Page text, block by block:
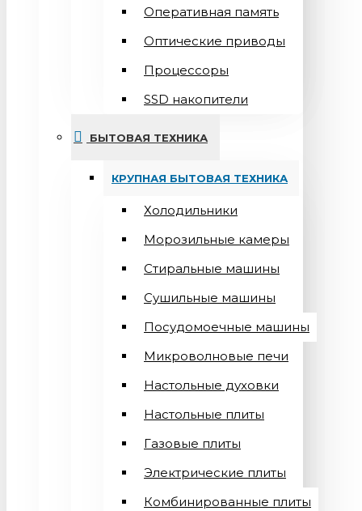
Оперативная память
Оптические приводы
Процессоры
SSD накопители
БЫТОВАЯ ТЕХНИКА
КРУПНАЯ БЫТОВАЯ ТЕХНИКА
Холодильники
Морозильные камеры
Стиральные машины
Сушильные машины
Посудомоечные машины
Микроволновые печи
Настольные духовки
Настольные плиты
Газовые плиты
Электрические плиты
Комбинированные плиты